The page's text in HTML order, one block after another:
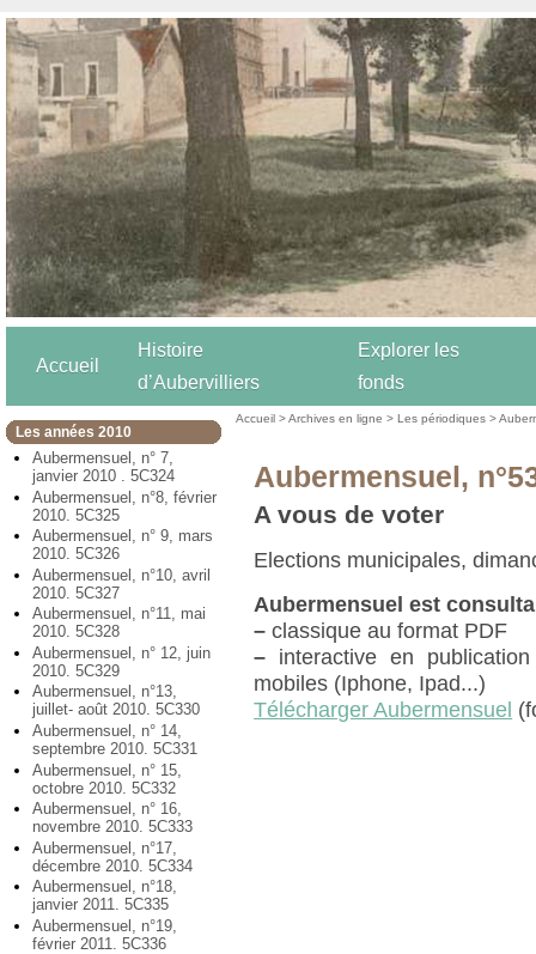
Accueil
Histoire
d’Aubervilliers
Explorer les
fonds
Les années 2010
Aubermensuel, n° 7,
janvier 2010 . 5C324
Aubermensuel, n°8, février
2010. 5C325
Aubermensuel, n° 9, mars
2010. 5C326
Aubermensuel, n°10, avril
2010. 5C327
Aubermensuel, n°11, mai
2010. 5C328
Aubermensuel, n° 12, juin
2010. 5C329
Aubermensuel, n°13,
juillet- août 2010. 5C330
Aubermensuel, n° 14,
septembre 2010. 5C331
Aubermensuel, n° 15,
octobre 2010. 5C332
Aubermensuel, n° 16,
novembre 2010. 5C333
Aubermensuel, n°17,
décembre 2010. 5C334
Aubermensuel, n°18,
janvier 2011. 5C335
Aubermensuel, n°19,
février 2011. 5C336
Accueil >Archives en ligne >Les périodiques >
Aubermensuel,
A vous de voter
Elections municipales,
Aubermensuel est
– classique au format PDF
– interactive en
mobiles (Iphone, Ipad...)
Télécharger Aubermensuel